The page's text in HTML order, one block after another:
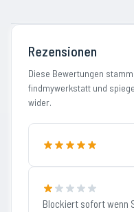
Rezensionen
Diese Bewertungen
findmywerkstatt und
wider.
Blockiert sofort wenn